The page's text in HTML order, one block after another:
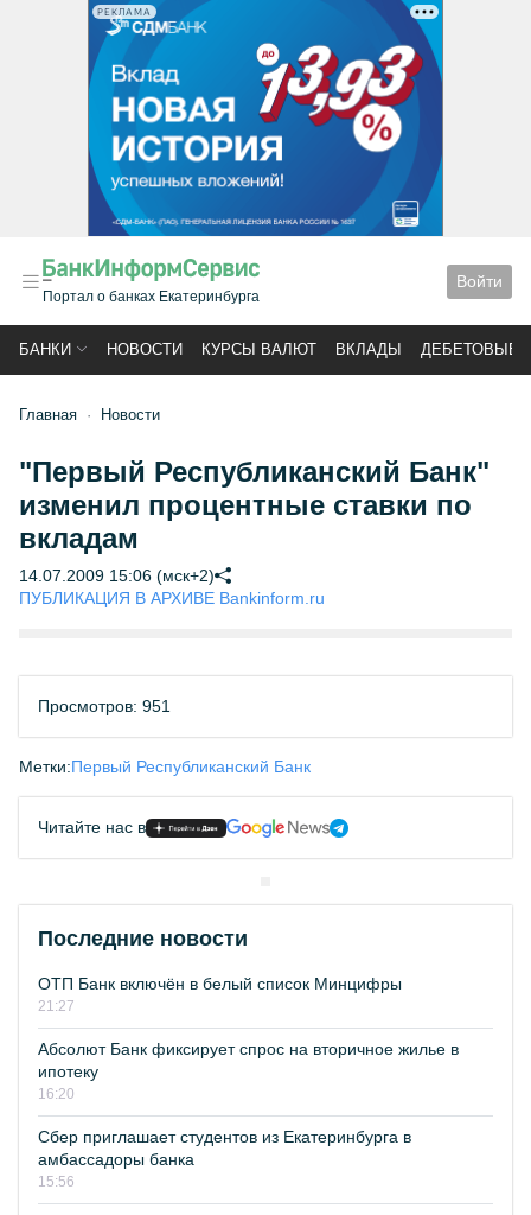
РЕКЛАМА
Портал о банках Екатеринбурга
Войти
БАНКИ НОВОСТИ КУРСЫ ВАЛЮТ ВКЛАДЫ ДЕБЕТОВЫЕ
Главная Новости
"Первый Республиканский Банк"
изменил процентные ставки по
вкладам
14.07.2009 15:06 (мск+2)
ПУБЛИКАЦИЯ В АРХИВЕ Bankinform.ru
Просмотров: 951
Метки:Первый Республиканский Банк
Читайте нас в
Последние новости
ОТП Банк включён в белый список Минцифры
21:27
Абсолют Банк фиксирует спрос на вторичное жилье в
ипотеку
16:20
Сбер приглашает студентов из Екатеринбурга в
амбассадоры банка
15:56